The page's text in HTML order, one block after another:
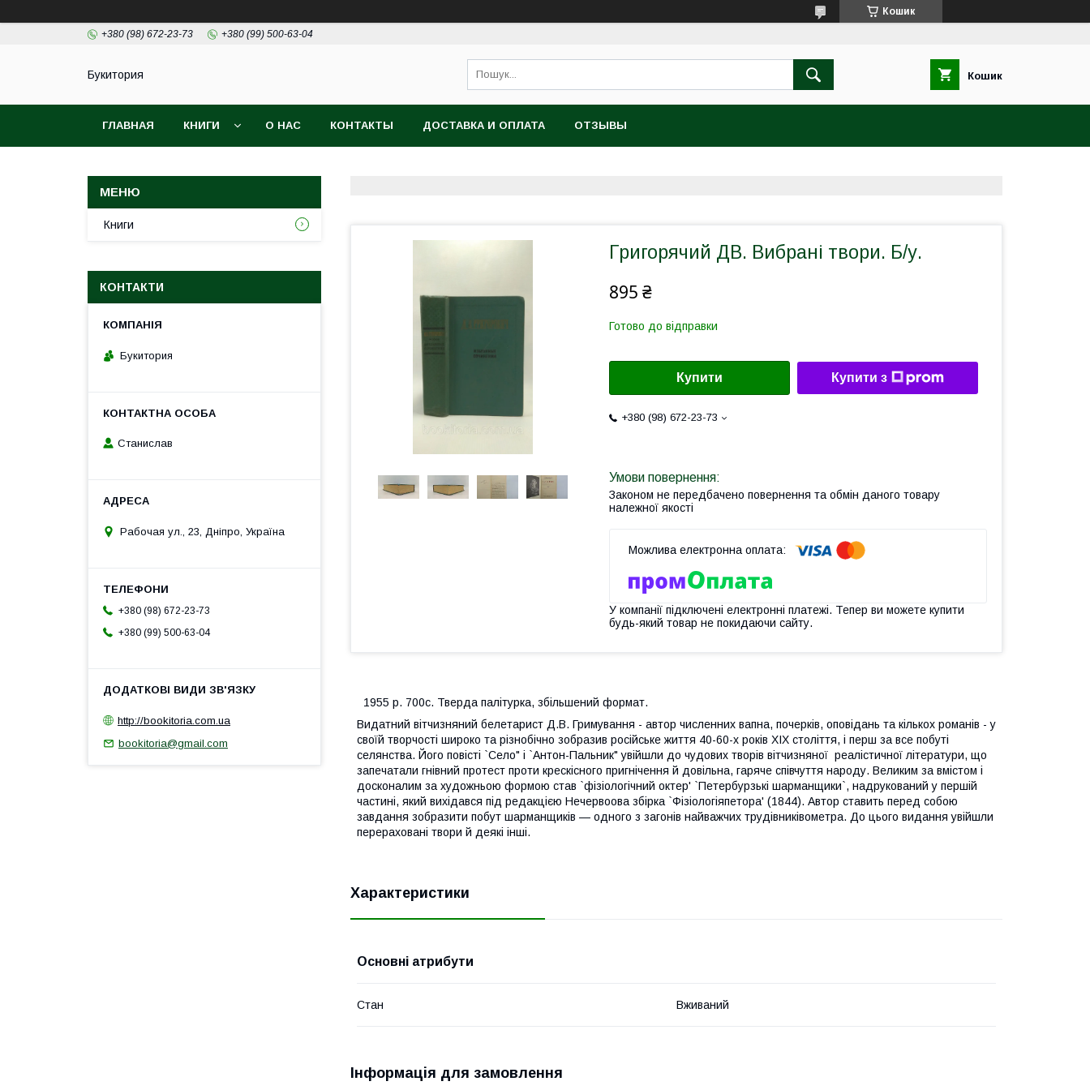
Кошик
+380 (98) 672-23-73 +380 (99) 500-63-04
Букитория Кошик
ГЛАВНАЯ КНИГИ О НАС КОНТАКТЫ ДОСТАВКА И ОПЛАТА ОТЗЫВЫ
Григорячий ДВ. Вибрані твори. Б/у.
895 ₴
Готово до відправки
Купити Купити з
+380 (98) 672-23-73
Законом не передбачено повернення та обмін даного товару
належної якості
У компанії підключені електронні платежі. Тепер ви можете купити
будь-який товар не покидаючи сайту.
1955 р. 700с. Тверда палітурка, збільшений формат.
Видатний вітчизняний белетарист Д.В. Гримування - автор численних вапна, почерків, оповідань та кількох романів - у
своїй творчості широко та різнобічно зобразив російське життя 40-60-х років XIX століття, і перш за все побуті
селянства. Його повісті `Село" і `Антон-Пальник" увійшли до чудових творів вітчизняної реалістичної літератури, що
запечатали гнівний протест проти крескісного пригнічення й довільна, гаряче співчуття народу. Великим за вмістом і
досконалим за художньою формою став `фізіологічний октер' `Петербурзькі шарманщики`, надрукований у першій
частині, який вихідався під редакцією Нечервоова збірка `Фізіологіяпетора' (1844). Автор ставить перед собою
завдання зобразити побут шарманщиків — одного з загонів найважчих трудівниківометра. До цього видання увійшли
перераховані твори й деякі інші.
Характеристики
Основні атрибути
Стан Вживаний
Інформація для замовлення
Книги
КОНТАКТИ
Букитория
Станислав
Рабочая ул., 23, Дніпро, Україна
+380 (98) 672-23-73
+380 (99) 500-63-04
http://bookitoria.com.ua
bookitoria@gmail.com